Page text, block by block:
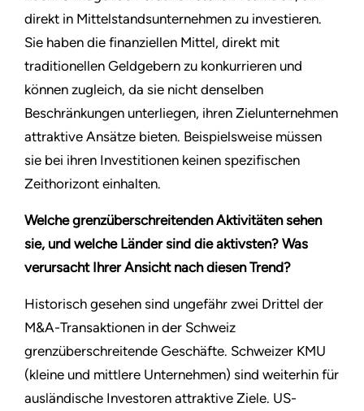
direkt in Mittelstandsunternehmen zu investieren.
Sie haben die finanziellen Mittel, direkt mit
traditionellen Geldgebern zu konkurrieren und
können zugleich, da sie nicht denselben
Beschränkungen unterliegen, ihren Zielunternehmen
attraktive Ansätze bieten. Beispielsweise müssen
sie bei ihren Investitionen keinen spezifischen
Zeithorizont einhalten.
Welche grenzüberschreitenden Aktivitäten sehen
sie, und welche Länder sind die aktivsten? Was
verursacht Ihrer Ansicht nach diesen Trend?
Historisch gesehen sind ungefähr zwei Drittel der
M&A-Transaktionen in der Schweiz
grenzüberschreitende Geschäfte. Schweizer KMU
(kleine und mittlere Unternehmen) sind weiterhin für
ausländische Investoren attraktive Ziele. US-